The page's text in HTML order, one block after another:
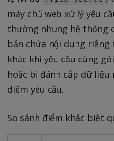
máy chủ web xử lý yêu
thường nhưng hệ thống
bản chứa nội dung riêng
khác khi yêu cầu cùng
hoặc bị đánh cắp dữ
điểm yêu cầu.
So sánh điểm khác biệt